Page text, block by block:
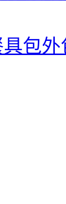
包